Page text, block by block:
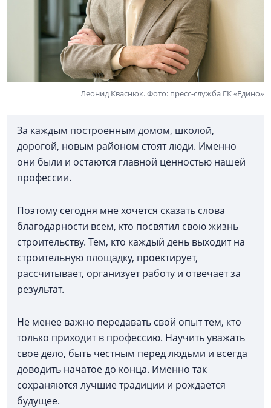
Леонид Кваснюк. Фото: пресс-служба ГК «Едино»
За каждым построенным домом, школой,
дорогой, новым районом стоят люди. Именно
они были и остаются главной ценностью нашей
профессии.
Поэтому сегодня мне хочется сказать слова
благодарности всем, кто посвятил свою жизнь
строительству. Тем, кто каждый день выходит на
строительную площадку, проектирует,
рассчитывает, организует работу и отвечает за
результат.
Не менее важно передавать свой опыт тем, кто
только приходит в профессию. Научить уважать
свое дело, быть честным перед людьми и всегда
доводить начатое до конца. Именно так
сохраняются лучшие традиции и рождается
будущее.